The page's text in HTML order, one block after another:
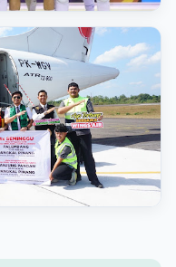
Tanjungpandan
LB